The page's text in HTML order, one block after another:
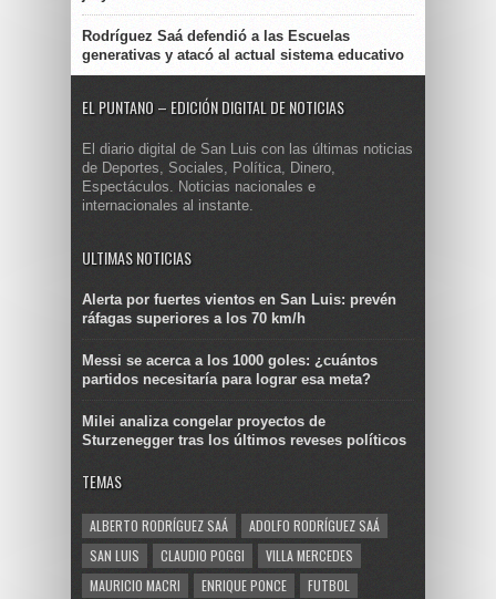
Rodríguez Saá defendió a las Escuelas
generativas y atacó al actual sistema educativo
EL PUNTANO – EDICIÓN DIGITAL DE NOTICIAS
El diario digital de San Luis con las últimas noticias
de Deportes, Sociales, Política, Dinero,
Espectáculos. Noticias nacionales e
internacionales al instante.
ULTIMAS NOTICIAS
Alerta por fuertes vientos en San Luis: prevén
ráfagas superiores a los 70 km/h
Messi se acerca a los 1000 goles: ¿cuántos
partidos necesitaría para lograr esa meta?
Milei analiza congelar proyectos de
Sturzenegger tras los últimos reveses políticos
TEMAS
ALBERTO RODRÍGUEZ SAÁ
ADOLFO RODRÍGUEZ SAÁ
SAN LUIS
CLAUDIO POGGI
VILLA MERCEDES
MAURICIO MACRI
ENRIQUE PONCE FUTBOL